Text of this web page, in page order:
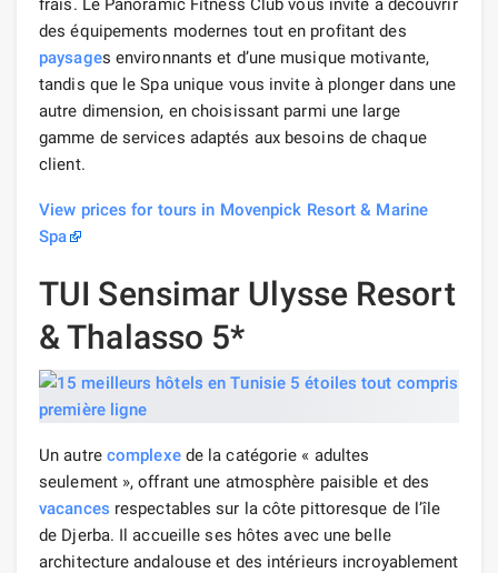
frais. Le Panoramic Fitness Club vous invite à découvrir
des équipements modernes tout en profitant des
paysages environnants et d’une musique motivante,
tandis que le Spa unique vous invite à plonger dans une
autre dimension, en choisissant parmi une large
gamme de services adaptés aux besoins de chaque
client.
View prices for tours in Movenpick Resort & Marine
Spa
TUI Sensimar Ulysse Resort
& Thalasso 5*
Un autre complexede la catégorie « adultes
seulement », offrant une atmosphère paisible et des
vacances respectables sur la côte pittoresque de l’île
de Djerba. Il accueille ses hôtes avec une belle
architecture andalouse et des intérieurs incroyablement